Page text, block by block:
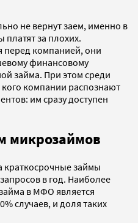
не вернут заем, именно в
за плохих.
перед компанией, они
финансовому
займа. При этом среди
компании распознают
им сразу доступен
микрозаймов
краткосрочные займы
в год. Наиболее
в МФО является
случаев, и доля таких